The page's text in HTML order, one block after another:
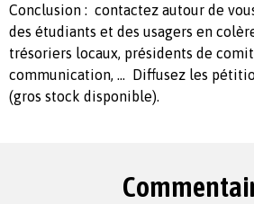
Conclusion : contactez autour de
des étudiants et des usagers en
trésoriers locaux, présidents de
communication, … Diffusez les
(gros stock disponible).